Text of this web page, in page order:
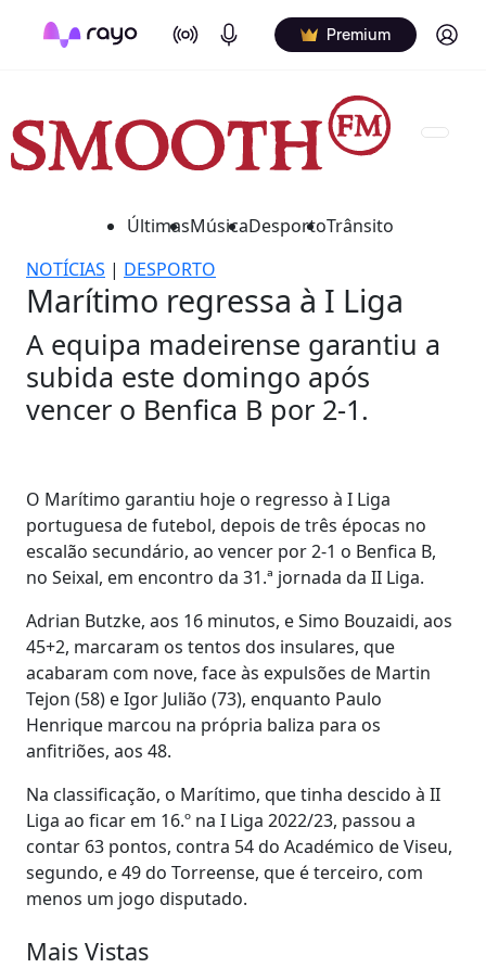
On Air Podcasts Premium Log in
ÚltimasMúsicaDesportoTrânsito
NOTÍCIAS | DESPORTO
Marítimo regressa à I Liga
A equipa madeirense garantiu a
subida este domingo após
vencer o Benfica B por 2-1.
O Marítimo garantiu hoje o regresso à I Liga
portuguesa de futebol, depois de três épocas no
escalão secundário, ao vencer por 2-1 o Benfica B,
no Seixal, em encontro da 31.ª jornada da II Liga.
Adrian Butzke, aos 16 minutos, e Simo Bouzaidi, aos
45+2, marcaram os tentos dos insulares, que
acabaram com nove, face às expulsões de Martin
Tejon (58) e Igor Julião (73), enquanto Paulo
Henrique marcou na própria baliza para os
anfitriões, aos 48.
Na classificação, o Marítimo, que tinha descido à II
Liga ao ficar em 16.º na I Liga 2022/23, passou a
contar 63 pontos, contra 54 do Académico de Viseu,
segundo, e 49 do Torreense, que é terceiro, com
menos um jogo disputado.
Mais Vistas